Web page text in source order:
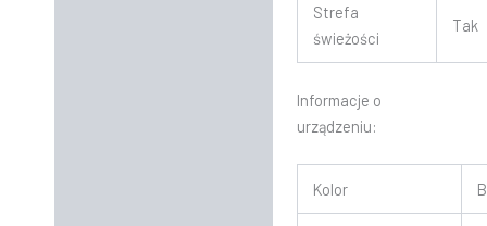
Strefa
świeżości
Tak
Informacje o
urządzeniu:
Kolor